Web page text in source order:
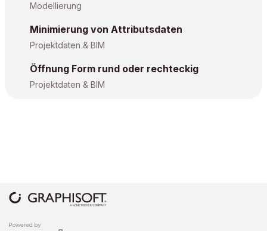
Modellierung
Minimierung von Attributsdaten
Projektdaten & BIM
Öffnung Form rund oder rechteckig
Projektdaten & BIM